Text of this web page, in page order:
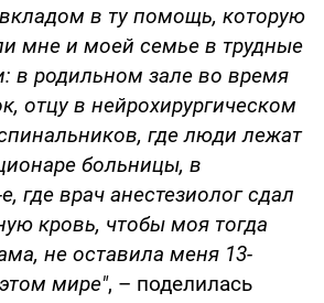
в ту помощь, которую
мне и моей семье в трудные
в родильном зале во время
отцу в нейрохирургическом
где люди лежат
больницы, в
где врач анестезиолог сдал
кровь, чтобы моя тогда
не оставила меня 13-
мире", – поделилась